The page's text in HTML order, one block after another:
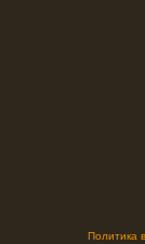
Политика